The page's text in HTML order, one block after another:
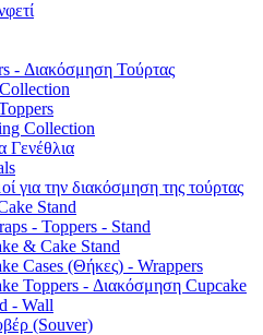
- Διακόσμηση Τούρτας
Collection
Γενέθλια
για την διακόσμηση της τούρτας
Stand
- Toppers - Stand
& Cake Stand
Cases (Θήκες) - Wrappers
Toppers - Διακόσμηση Cupcake
- Wall
(Souver)